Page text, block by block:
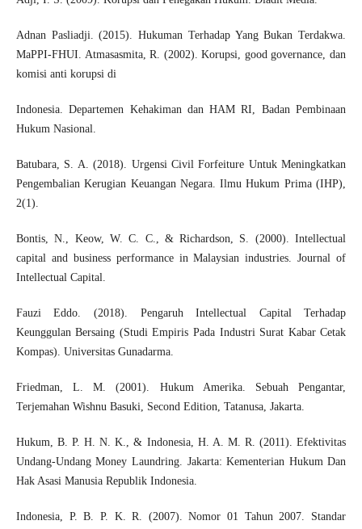
Adnan Pasliadji. (2015). Hukuman Terhadap Yang Bukan Terdakwa.
MaPPI-FHUI. Atmasasmita, R. (2002). Korupsi, good governance, dan
komisi anti korupsi di
Indonesia. Departemen Kehakiman dan HAM RI, Badan Pembinaan
Hukum Nasional.
Batubara, S. A. (2018). Urgensi Civil Forfeiture Untuk Meningkatkan
Pengembalian Kerugian Keuangan Negara. Ilmu Hukum Prima (IHP),
2(1).
Bontis, N., Keow, W. C. C., & Richardson, S. (2000). Intellectual
capital and business performance in Malaysian industries. Journal of
Intellectual Capital.
Fauzi Eddo. (2018). Pengaruh Intellectual Capital Terhadap
Keunggulan Bersaing (Studi Empiris Pada Industri Surat Kabar Cetak
Kompas). Universitas Gunadarma.
Friedman, L. M. (2001). Hukum Amerika. Sebuah Pengantar,
Terjemahan Wishnu Basuki, Second Edition, Tatanusa, Jakarta.
Hukum, B. P. H. N. K., & Indonesia, H. A. M. R. (2011). Efektivitas
Undang-Undang Money Laundring. Jakarta: Kementerian Hukum Dan
Hak Asasi Manusia Republik Indonesia.
Indonesia, P. B. P. K. R. (2007). Nomor 01 Tahun 2007. Standar